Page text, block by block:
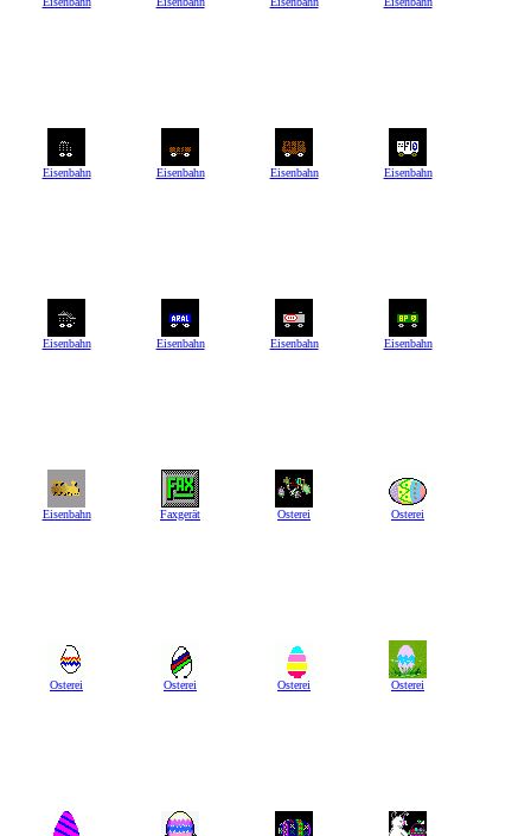
Eisenbahn Eisenbahn Eisenbahn Eisenbahn
Eisenbahn Eisenbahn Eisenbahn Eisenbahn
Eisenbahn Faxgerät Osterei Osterei
Osterei Osterei Osterei Osterei